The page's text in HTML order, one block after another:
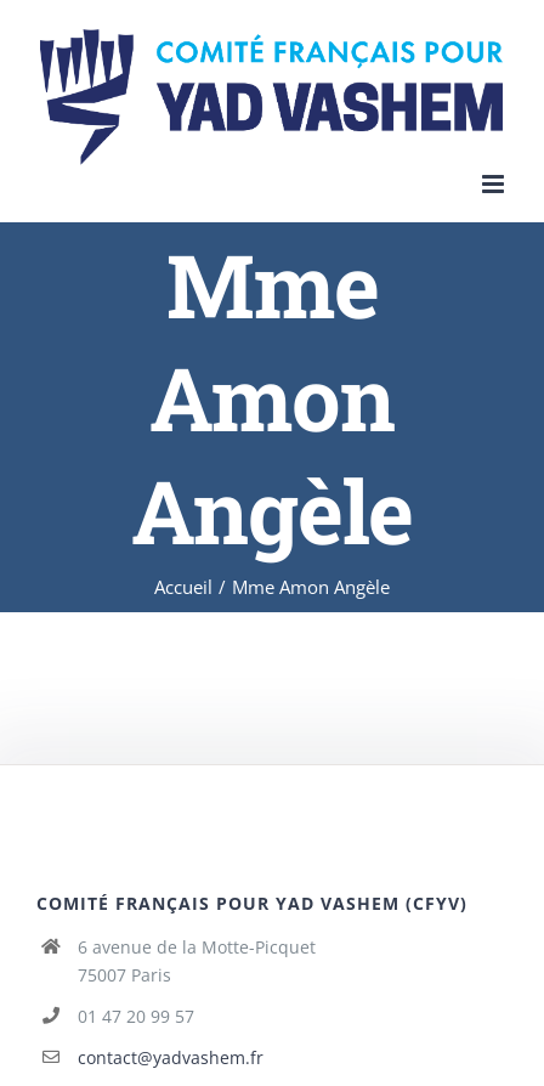
content
Mme
Amon
Angèle
Accueil / Mme Amon Angèle
COMITÉ FRANÇAIS POUR YAD VASHEM (CFYV)
6 avenue de la Motte-Picquet
75007 Paris
01 47 20 99 57
contact@yadvashem.fr